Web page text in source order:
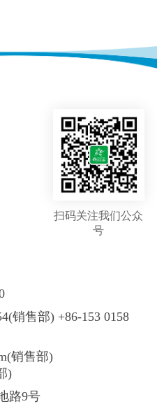
扫码关注我们公众
号
销售部) +86-153 0158
销售部)
)
路9号